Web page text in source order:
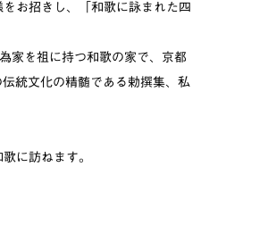
お招きし、「和歌に詠まれた四
家を祖に持つ和歌の家で、京都
統文化の精髄である勅撰集、私
に訪ねます。